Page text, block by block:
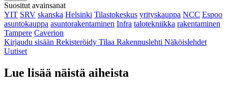
Suositut avainsanat
YIT SRV skanska Helsinki Tilastokeskus yrityskauppa NCC Espoo
asuntokauppa asuntorakentaminen Infra talotekniikka rakentaminen
Tampere Caverion
Kirjaudu sisään Rekisteröidy Tilaa Rakennuslehti Näköislehdet
Uutiset
Lue lisää näistä aiheista